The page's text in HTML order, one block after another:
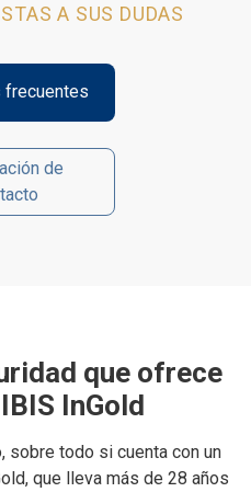
A SUS DUDAS
frecuentes
de
que ofrece
InGold
sobre todo si cuenta con un
que lleva más de 28 años